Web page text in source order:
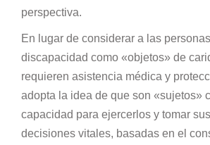
perspectiva.
En lugar de considerar a las
discapacidad como «objetos» de
requieren asistencia médica y
adopta la idea de que son «sujetos»
capacidad para ejercerlos y tomar
decisiones vitales, basadas en el